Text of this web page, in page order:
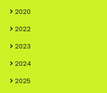
2020
2022
2023
2024
2025